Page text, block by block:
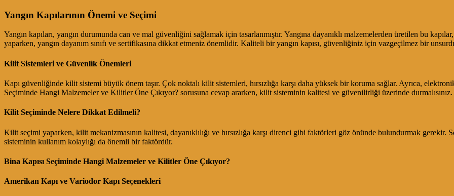
Yangın Kapılarının Önemi ve Seçimi
Yangın kapıları, yangın durumunda can ve mal güvenliğini sağlamak için tasarlanmıştır. Yangına dayanıklı malzemelerden üretilen bu
yaparken, yangın dayanım sınıfı ve sertifikasına dikkat etmeniz önemlidir. Kaliteli bir yangın kapısı, güvenliğiniz için vazgeçilmez bir
Kilit Sistemleri ve Güvenlik Önemleri
Kapı güvenliğinde kilit sistemi büyük önem taşır. Çok noktalı kilit sistemleri, hırsızlığa karşı daha yüksek bir koruma sağlar. Ayrıca,
Seçiminde Hangi Malzemeler ve Kilitler Öne Çıkıyor? sorusuna cevap ararken, kilit sisteminin kalitesi ve güvenilirliği üzerinde durmalısınız.
Kilit Seçiminde Nelere Dikkat Edilmeli?
Kilit seçimi yaparken, kilit mekanizmasının kalitesi, dayanıklılığı ve hırsızlığa karşı direnci gibi faktörleri göz önünde bulundurmak
sisteminin kullanım kolaylığı da önemli bir faktördür.
Bina Kapısı Seçiminde Hangi Malzemeler ve Kilitler Öne Çıkıyor?
Amerikan Kapı ve Variodor Kapı Seçenekleri